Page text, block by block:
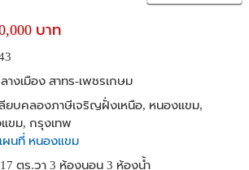
บาท
างเมือง สาทร-เพชรเกษม
ยบคลองภาษีเจริญฝั่งเหนือ, หนองแขม,
ขม, กรุงเทพ
ผนที่ หนองแขม
ตร.วา 3 ห้องนอน 3 ห้องน้ำ